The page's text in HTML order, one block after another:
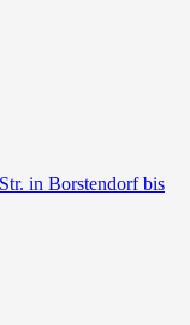
in Borstendorf bis